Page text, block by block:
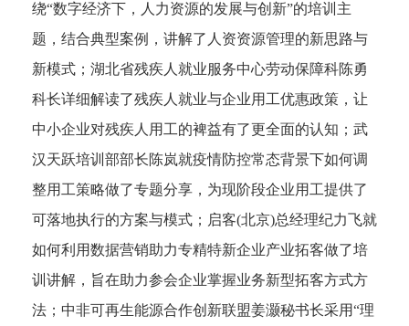
绕“数字经济下，人力资源的发展与创新”的培训主
题，结合典型案例，讲解了人资资源管理的新思路与
新模式；湖北省残疾人就业服务中心劳动保障科陈勇
科长详细解读了残疾人就业与企业用工优惠政策，让
中小企业对残疾人用工的裨益有了更全面的认知；武
汉天跃培训部部长陈岚就疫情防控常态背景下如何调
整用工策略做了专题分享，为现阶段企业用工提供了
可落地执行的方案与模式；启客(北京)总经理纪力飞就
如何利用数据营销助力专精特新企业产业拓客做了培
训讲解，旨在助力参会企业掌握业务新型拓客方式方
法；中非可再生能源合作创新联盟姜灏秘书长采用“理